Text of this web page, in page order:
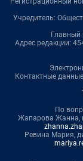
Учредитель:
Главный
Адрес редакции:
Контактные
По
Жапарова Жанна,
Ревина Мария,